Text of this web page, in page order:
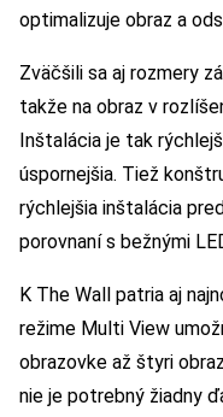
optimalizuje obraz a
Zväčšili sa aj rozmery
takže na obraz v
Inštalácia je tak
úspornejšia. Tiež
rýchlejšia inštalácia
porovnaní s bežnými
K The Wall patria aj
režime Multi View
obrazovke až štyri
nie je potrebný žiadny